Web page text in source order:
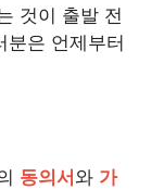
것이 출발 전
분은 언제부터
동의서와 가